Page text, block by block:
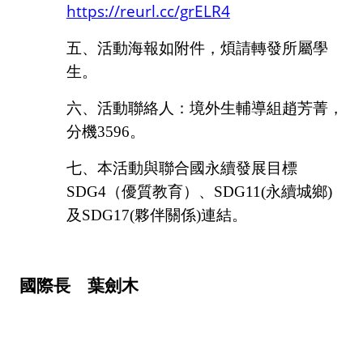
https://reurl.cc/grELR4
五、活動海報如附件，煩請轉發所屬學
生。
六、活動聯絡人：境外生輔導組趙芳菁，
分機3596。
七、本活動與聯合國永續發展目標
SDG4（優質教育）、 SDG11(永續城鄉)
及SDG17(夥伴關係)連結。
國際長 葉劍木